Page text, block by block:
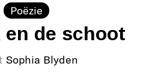
Poëzie
en de schoot
Sophia Blyden